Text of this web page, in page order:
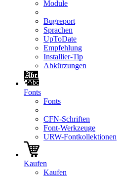
Module
Bugreport
Sprachen
UpToDate
Empfehlung
Installier-Tip
Abkürzungen
Fonts
Fonts
CFN-Schriften
Font-Werkzeuge
URW-Fontkollektionen
Kaufen
Kaufen